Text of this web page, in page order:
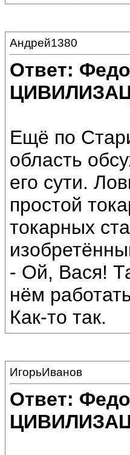
Андрей1380
Ответ:
Ещё по
область
его сути.
простой
токарных
- Ой, Вася!
нём
Как-то так.
ИгорьИванов
Ответ: